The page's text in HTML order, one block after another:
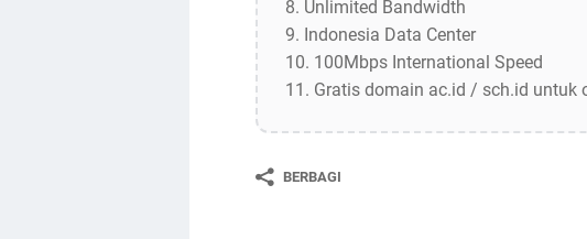
8. Unlimited Bandwidth
9. Indonesia Data Center
10. 100Mbps International Speed
11. Gratis domain ac.id / sch.id untuk
BERBAGI